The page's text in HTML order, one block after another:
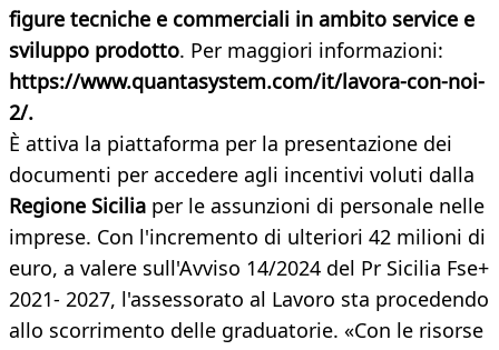
figure tecniche e commerciali in ambito service e
sviluppo prodotto. Per maggiori informazioni:
https://www.quantasystem.com/it/lavora-con-noi-
2/.
È attiva la piattaforma per la presentazione dei
documenti per accedere agli incentivi voluti dalla
Regione Sicilia per le assunzioni di personale nelle
imprese. Con l'incremento di ulteriori 42 milioni di
euro, a valere sull'Avviso 14/2024 del Pr Sicilia Fse+
2021- 2027, l'assessorato al Lavoro sta procedendo
allo scorrimento delle graduatorie. «Con le risorse